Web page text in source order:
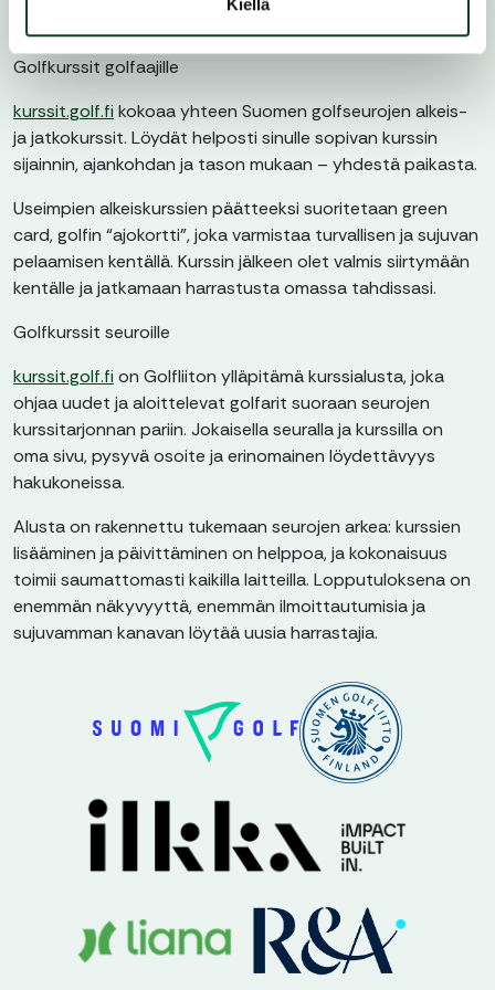
Golfkurssit golfaajille
kurssit.golf.fi kokoaa yhteen Suomen golfseurojen alkeis-
ja jatkokurssit. Löydät helposti sinulle sopivan kurssin
sijainnin, ajankohdan ja tason mukaan – yhdestä paikasta.
Useimpien alkeiskurssien päätteeksi suoritetaan green
card, golfin “ajokortti”, joka varmistaa turvallisen ja sujuvan
pelaamisen kentällä. Kurssin jälkeen olet valmis siirtymään
kentälle ja jatkamaan harrastusta omassa tahdissasi.
Golfkurssit seuroille
kurssit.golf.fi on Golfliiton ylläpitämä kurssialusta, joka
ohjaa uudet ja aloittelevat golfarit suoraan seurojen
kurssitarjonnan pariin. Jokaisella seuralla ja kurssilla on
oma sivu, pysyvä osoite ja erinomainen löydettävyys
hakukoneissa.
Alusta on rakennettu tukemaan seurojen arkea: kurssien
lisääminen ja päivittäminen on helppoa, ja kokonaisuus
toimii saumattomasti kaikilla laitteilla. Lopputuloksena on
enemmän näkyvyyttä, enemmän ilmoittautumisia ja
sujuvamman kanavan löytää uusia harrastajia.